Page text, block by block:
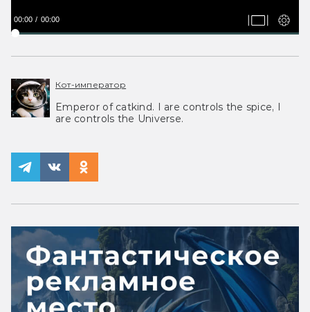
00:00 00:00
Кот-император
Emperor of catkind. I are controls the spice, I
are controls the Universe.